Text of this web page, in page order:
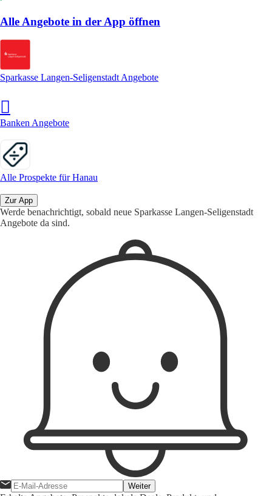
Alle Angebote in der App öffnen
Sparkasse Langen-Seligenstadt Angebote
Banken Angebote
Alle Prospekte für Hanau
Zur App
Werde benachrichtigt, sobald neue Sparkasse Langen-Seligenstadt
Angebote da sind.
Weiter